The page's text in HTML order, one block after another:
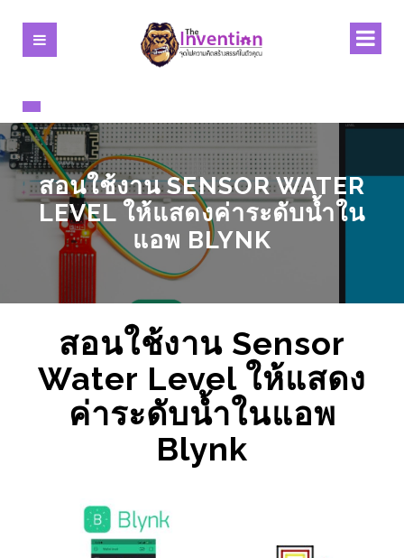
สอนใช้งาน SENSOR WATER
LEVEL ให้แสดงค่าระดับน้ำใน
แอพ BLYNK
สอนใช้งาน Sensor
Water Level ให้แสดง
ค่าระดับน้ำในแอพ
Blynk